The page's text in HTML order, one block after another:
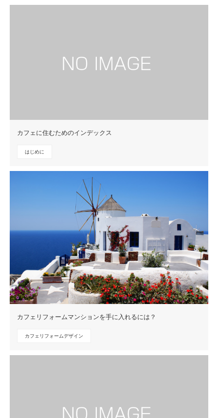
カフェに住むためのインデックス
はじめに
カフェリフォームマンションを手に入れるには？
カフェリフォームデザイン